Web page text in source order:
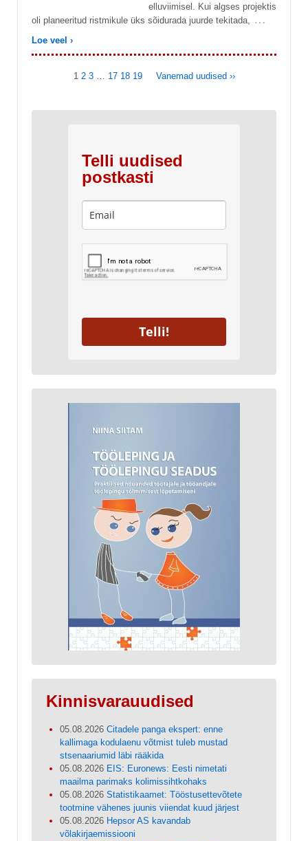
elluviimisel. Kui algses projektis
oli planeeritud ristmikule üks sõidurada juurde tekitada,
…
Loe veel ›
1 2 3 … 17 18 19 Vanemad uudised ››
Telli uudised
postkasti
Telli!
Kinnisvarauudised
05.08.2026 Citadele panga ekspert: enne
kallimaga kodulaenu võtmist tuleb mustad
stsenaariumid läbi rääkida
05.08.2026 EIS: Euronews: Eesti nimetati
maailma parimaks kolimissihtkohaks
05.08.2026 Statistikaamet: Tööstusettevõtete
tootmine vähenes juunis viiendat kuud järjest
05.08.2026 Hepsor AS kavandab
võlakirjaemissiooni